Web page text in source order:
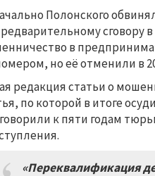
Полонского
сговору
в
но её отменили в
редакция статьи о
по которой в итоге
к пяти годам
«Переквалификация